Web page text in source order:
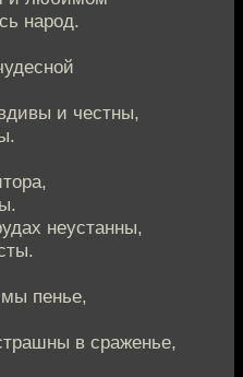
народ.
и честны,
неустанны,
пенье,
в сраженье,